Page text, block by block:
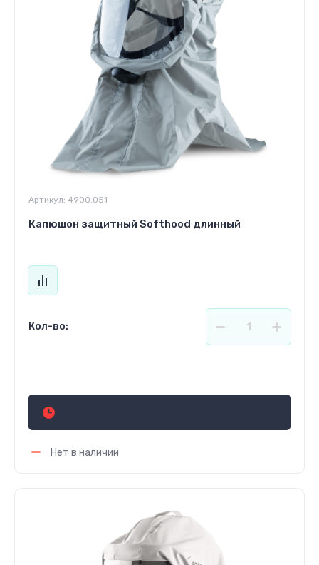
Артикул: 4900.051
Капюшон защитный Softhood длинный
Кол-во:
Нет в наличии